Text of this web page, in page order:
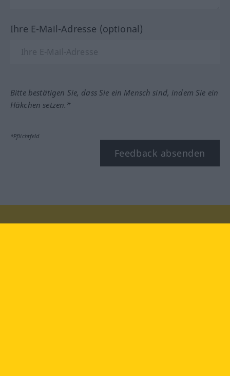
Ihre E-Mail-Adresse (optional)
Bitte bestätigen Sie, dass Sie ein Mensch sind, indem Sie ein
Häkchen setzen.*
*Pflichtfeld
Feedback absenden